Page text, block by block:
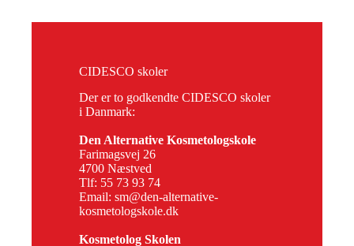
CIDESCO skoler
Der er to godkendte CIDESCO skoler
i Danmark:
Den Alternative Kosmetologskole
Farimagsvej 26
4700 Næstved
Tlf: 55 73 93 74
Email: sm@den-alternative-
kosmetologskole.dk
Kosmetolog Skolen